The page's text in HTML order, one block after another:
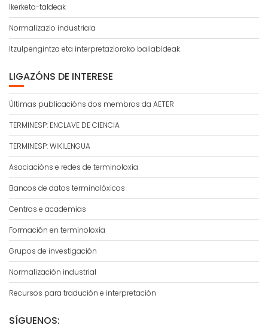
Ikerketa-taldeak
Normalizazio industriala
Itzulpengintza eta interpretaziorako baliabideak
LIGAZÓNS DE INTERESE
Últimas publicacións dos membros da AETER
TERMINESP: ENCLAVE DE CIENCIA
TERMINESP: WIKILENGUA
Asociacións e redes de terminoloxía
Bancos de datos terminolóxicos
Centros e academias
Formación en terminoloxía
Grupos de investigación
Normalización industrial
Recursos para tradución e interpretación
SÍGUENOS: